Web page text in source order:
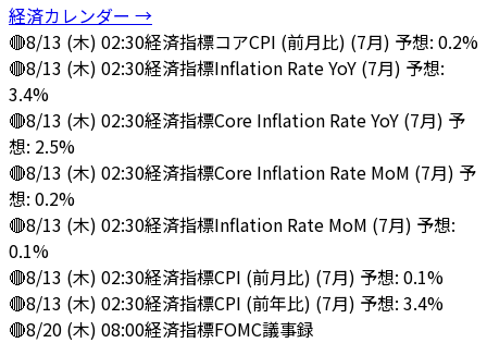
経済カレンダー →
🔴8/13 (木) 02:30経済指標コアCPI (前月比) (7月) 予想: 0.2%
🔴8/13 (木) 02:30経済指標Inflation Rate YoY (7月) 予想:
3.4%
🔴8/13 (木) 02:30経済指標Core Inflation Rate YoY (7月) 予
想: 2.5%
🔴8/13 (木) 02:30経済指標Core Inflation Rate MoM (7月) 予
想: 0.2%
🔴8/13 (木) 02:30経済指標Inflation Rate MoM (7月) 予想:
0.1%
🔴8/13 (木) 02:30経済指標CPI (前月比) (7月) 予想: 0.1%
🔴8/13 (木) 02:30経済指標CPI (前年比) (7月) 予想: 3.4%
🔴8/20 (木) 08:00経済指標FOMC議事録